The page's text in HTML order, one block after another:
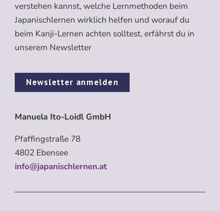
verstehen kannst, welche Lernmethoden beim
Japanischlernen wirklich helfen und worauf du
beim Kanji-Lernen achten solltest, erfährst du in
unserem Newsletter
Newsletter anmelden
Manuela Ito-Loidl GmbH
Pfaffingstraße 78
4802 Ebensee
info@japanischlernen.at